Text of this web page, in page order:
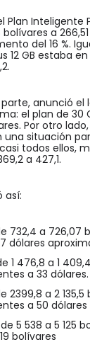
Plan Inteligente
a
del 16 %.
12 GB estaba
parte, anunció
el plan de 30
Por otro
una situación
todos ellos,
a 427,1.
así:
732,4 a 726,07
dólares
1 476,8 a 1
a 33 dólares.
2399,8 a 2
a 50 dólares
5 538 a 5 125
bolívares